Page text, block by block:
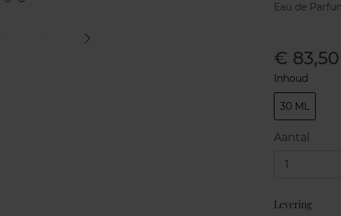
Eau de
€ 83,50
Inhoud
30 ML
Aantal
1
Levering